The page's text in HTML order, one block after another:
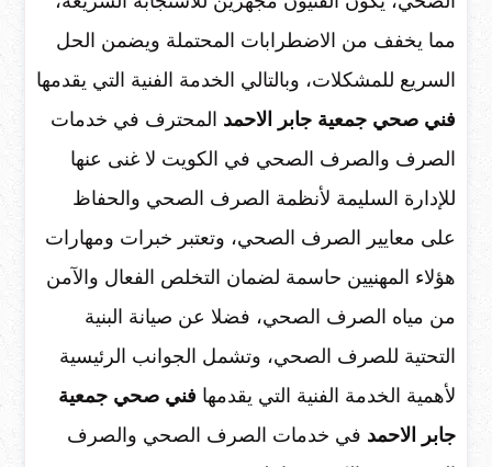
مما يخفف من الاضطرابات المحتملة ويضمن الحل
السريع للمشكلات، وبالتالي الخدمة الفنية التي يقدمها
فني صحي جمعية جابر الاحمد المحترف في خدمات
الصرف والصرف الصحي في الكويت لا غنى عنها
للإدارة السليمة لأنظمة الصرف الصحي والحفاظ
على معايير الصرف الصحي، وتعتبر خبرات ومهارات
هؤلاء المهنيين حاسمة لضمان التخلص الفعال والآمن
من مياه الصرف الصحي، فضلا عن صيانة البنية
التحتية للصرف الصحي، وتشمل الجوانب الرئيسية
لأهمية الخدمة الفنية التي يقدمها فني صحي جمعية
جابر الاحمد في خدمات الصرف الصحي والصرف